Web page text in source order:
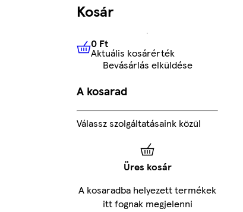
Kosár
0 FtAktuális kosárérték
0 Ft
Aktuális kosárérték
Bevásárlás elküldése
A kosarad
Válassz szolgáltatásaink közül
Üres kosár
A kosaradba helyezett termékek
itt fognak megjelenni